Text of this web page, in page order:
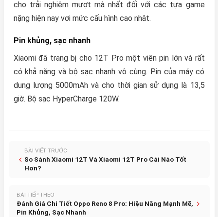
cho trải nghiệm mượt mà nhất đối với các tựa game
nặng hiện nay vơi mức cấu hình cao nhât.
Pin khủng, sạc nhanh
Xiaomi đã trang bị cho 12T Pro một viên pin lớn và rất
có khả năng và bộ sạc nhanh vô cùng. Pin của máy có
dung lượng 5000mAh và cho thời gian sử dụng là 13,5
giờ. Bộ sạc HyperCharge 120W.
BÀI VIẾT TRƯỚC
So Sánh Xiaomi 12T Và Xiaomi 12T Pro Cái Nào Tốt
Hơn?
BÀI TIẾP THEO
Đánh Giá Chi Tiết Oppo Reno 8 Pro: Hiệu Năng Mạnh Mẽ,
Pin Khủng, Sạc Nhanh